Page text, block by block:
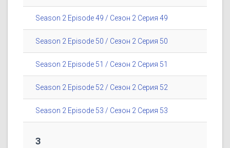
Season 2 Episode 49 / Сезон 2 Серия 49
Season 2 Episode 50 / Сезон 2 Серия 50
Season 2 Episode 51 / Сезон 2 Серия 51
Season 2 Episode 52 / Сезон 2 Серия 52
Season 2 Episode 53 / Сезон 2 Серия 53
3